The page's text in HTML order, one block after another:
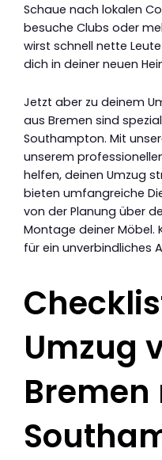
Schaue nach lokalen
besuche Clubs oder
wirst schnell nette
dich in deiner neuen
Jetzt aber zu deinem
aus Bremen sind
Southampton. Mit
unserem
helfen, deinen Umzug
bieten umfangreiche
von der Planung über
Montage deiner Möbel.
für ein unverbindliches
Umzug
Bremen